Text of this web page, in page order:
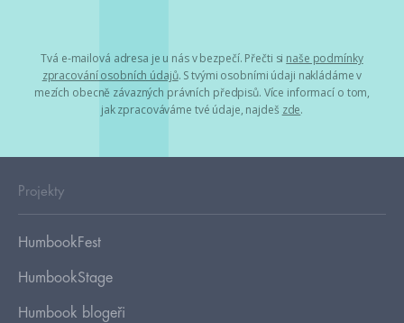
Tvá e-mailová adresa je u nás v bezpečí. Přečti si naše podmínky
zpracování osobních údajů. S tvými osobními údaji nakládáme v
mezích obecně závazných právních předpisů. Více informací o tom,
jak zpracováváme tvé údaje, najdeš zde.
Projekty
HumbookFest
HumbookStage
Humbook blogeři